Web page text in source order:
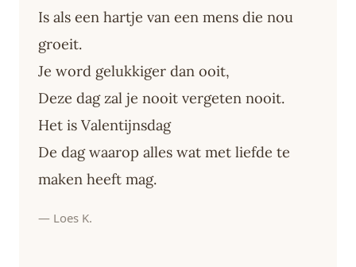
Is als een hartje van een mens die nou
groeit.
Je word gelukkiger dan ooit,
Deze dag zal je nooit vergeten nooit.
Het is Valentijnsdag
De dag waarop alles wat met liefde te
maken heeft mag.
— Loes K.